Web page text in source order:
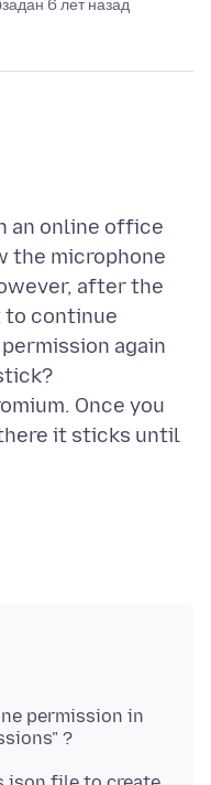
задан 6 лет назад
an online office
the microphone
after the
to continue
again
Once you
it sticks until
permission in